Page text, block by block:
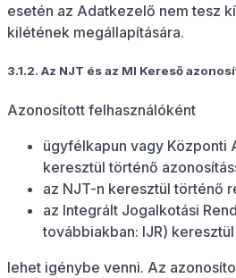
esetén az Adatkezelő nem tesz
kilétének megállapítására.
3.1.2. Az NJT és az MI Kereső
Azonosított felhasználóként
ügyfélkapun vagy Központi
keresztül történő
az NJT-n keresztül történő
az Integrált Jogalkotási
továbbiakban: IJR)
lehet igénybe venni. Az